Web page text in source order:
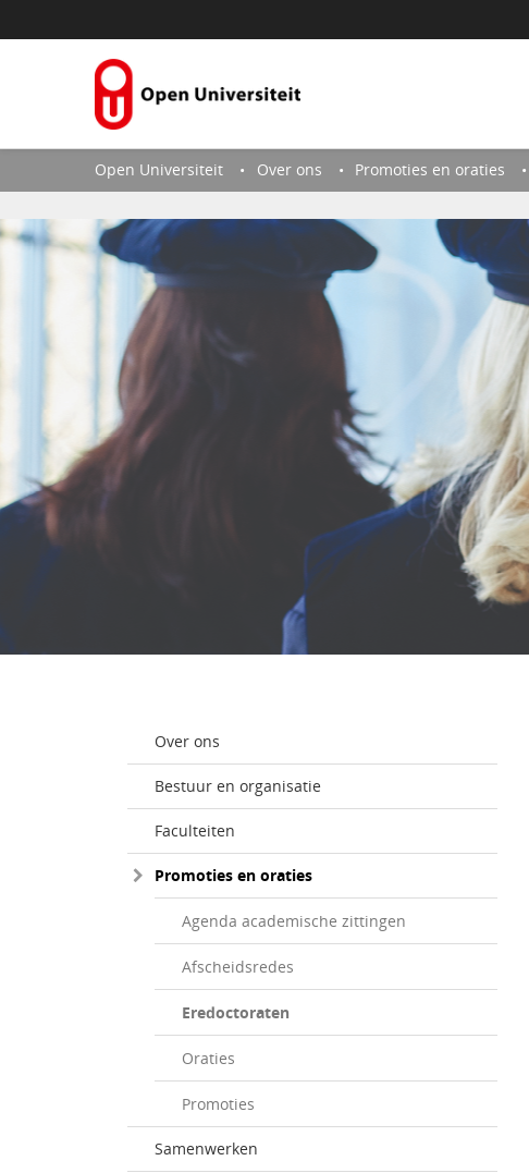
Open Universiteit Over ons Promoties en oraties
Over ons
Bestuur en organisatie
Faculteiten
Promoties en oraties
Agenda academische zittingen
Afscheidsredes
Eredoctoraten
Oraties
Promoties
Samenwerken